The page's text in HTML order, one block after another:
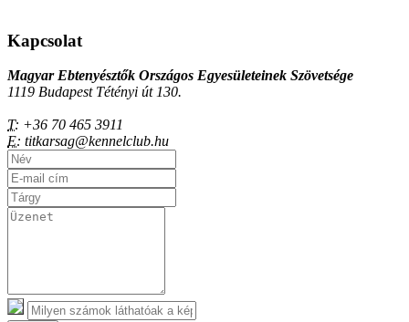
Kapcsolat
Magyar Ebtenyésztők Országos Egyesületeinek Szövetsége
1119 Budapest Tétényi út 130.
T: +36 70 465 3911
E: titkarsag@kennelclub.hu